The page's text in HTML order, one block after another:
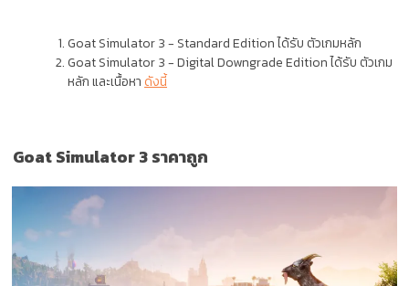
Goat Simulator 3- Standard Editionได้รับ ตัวเกมหลัก
Goat Simulator 3- Digital Downgrade Editionได้รับ ตัวเกม
หลัก และเนื้อหาดังนี้
Goat Simulator 3 ราคาถูก